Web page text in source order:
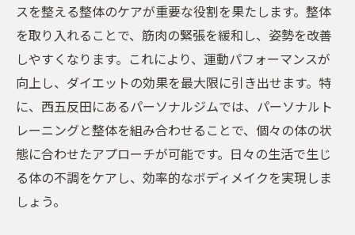
効率的に理想の体型を手に入れる方法
五反田でのボディメイク成功事例
健康的に体を整えるパーソナルジムの新提案
最新のトレーニング方法を導入する
ジムでの健康的なダイエットの進め方
整体を取り入れたオールインワンケア
心身のバランスを考慮したトレーニング
スを整える整体のケアが重要な役割を果たします。整体
を取り入れることで、筋肉の緊張を緩和し、姿勢を改善
しやすくなります。これにより、運動パフォーマンスが
向上し、ダイエットの効果を最大限に引き出せます。特
に、西五反田にあるパーソナルジムでは、パーソナルト
レーニングと整体を組み合わせることで、個々の体の状
態に合わせたアプローチが可能です。日々の生活で生じ
る体の不調をケアし、効率的なボディメイクを実現しま
しょう。